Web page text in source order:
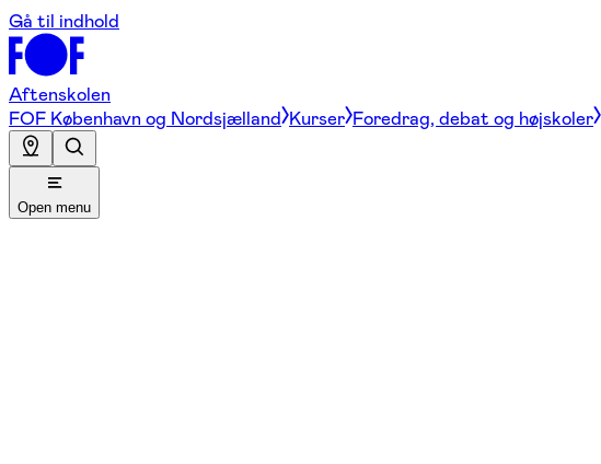
Gå til indhold
Aftenskolen
FOF København og Nordsjælland Kurser Foredrag, debat og højskoler
Open menu